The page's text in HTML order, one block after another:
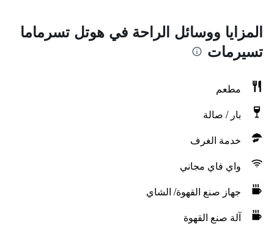
المزايا ووسائل الراحة في هوتل تسرماما
تسيرمات
مطعم
بار / صالة
خدمة الغرف
واي فاي مجاني
جهاز صنع القهوة/ الشاي
آلة صنع القهوة